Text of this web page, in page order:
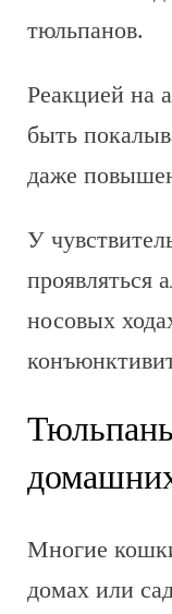
тюльпанов.
Реакцией на
быть
даже
У
проявляться
носовых
Многие
домах или